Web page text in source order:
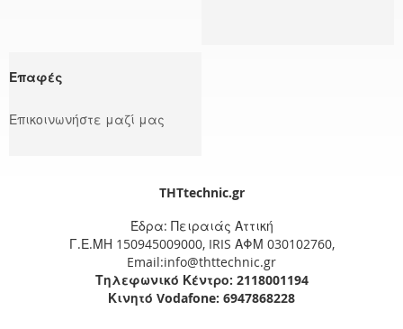
Επαφές
Επικοινωνήστε μαζί μας
THTtechnic.gr
Έδρα: Πειραιάς Αττική
Γ.Ε.ΜΗ 150945009000, IRIS ΑΦΜ 030102760,
Email:info@thttechnic.gr
Τηλεφωνικό Κέντρο: 2118001194
Κινητό Vodafone: 6947868228